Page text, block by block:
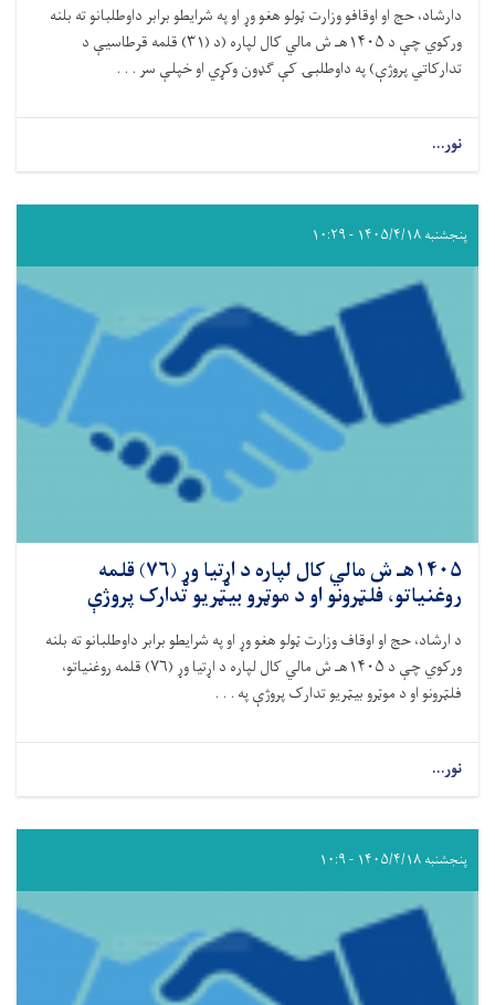
دارشاد، حج او اوقافو وزارت ټولو هغو وړ او په شرایطو برابر داوطلبانو ته بلنه
ورکوي چې د ۱۴۰۵هـ ش مالي کال لپاره (د (۳۱) قلمه قرطاسیې د
تدارکاتي پروژې) په داوطلبۍ کې ګډون وکړي او خپلې سر . . .
نور...
پنجشنبه ۱۴۰۵/۴/۱۸ - ۱۰:۲۹
۱۴۰۵هـ ش مالي کال لپاره د اړتیا وړ (۷۶) قلمه
روغنیاتو، فلټرونو او د موټرو بیټریو تدارک پروژې
د ارشاد، حج او اوقاف وزارت ټولو هغو وړ او په شرایطو برابر داوطلبانو ته بلنه
ورکوي چې د ۱۴۰۵هـ ش مالي کال لپاره د اړتیا وړ (۷۶) قلمه روغنیاتو،
فلټرونو او د موټرو بیټریو تدارک پروژې په . . .
نور...
پنجشنبه ۱۴۰۵/۴/۱۸ - ۱۰:۹